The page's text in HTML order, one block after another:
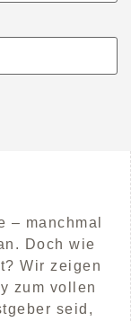
manchmal
Doch wie
Wir zeigen
zum vollen
seid,